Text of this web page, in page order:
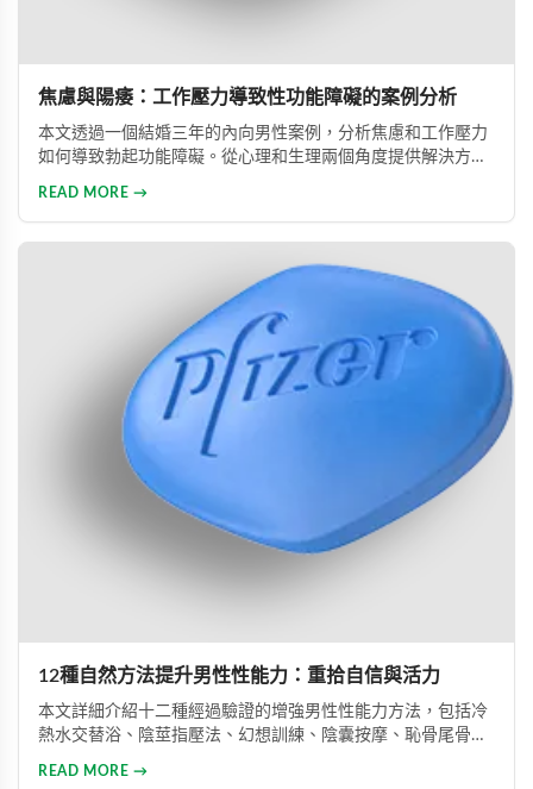
焦慮與陽痿：工作壓力導致性功能障礙的案例分析
本文透過一個結婚三年的內向男性案例，分析焦慮和工作壓力
如何導致勃起功能障礙。從心理和生理兩個角度提供解決方
READ MORE →
12種自然方法提升男性性能力：重拾自信與活力
本文詳細介紹十二種經過驗證的增強男性性能力方法，包括冷
熱水交替浴、陰莖指壓法、幻想訓練、陰囊按摩、恥骨尾骨肌
READ MORE →